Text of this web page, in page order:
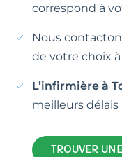
correspond à
Nous
de votre choix à
L’infirmière à
meilleurs délais
TROUVER